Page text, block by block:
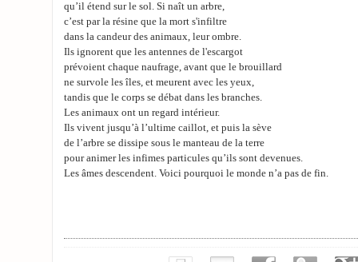
qu’il étend sur le sol. Si naît un arbre,
c’est par la résine que la mort s'infiltre
dans la candeur des animaux, leur ombre.
Ils ignorent que les antennes de l'escargot
prévoient chaque naufrage, avant que le brouillard
ne survole les îles, et meurent avec les yeux,
tandis que le corps se débat dans les branches.
Les animaux ont un regard intérieur.
Ils vivent jusqu’à l’ultime caillot, et puis la sève
de l’arbre se dissipe sous le manteau de la terre
pour animer les infimes particules qu’ils sont devenues.
Les âmes descendent. Voici pourquoi le monde n’a pas de fin.